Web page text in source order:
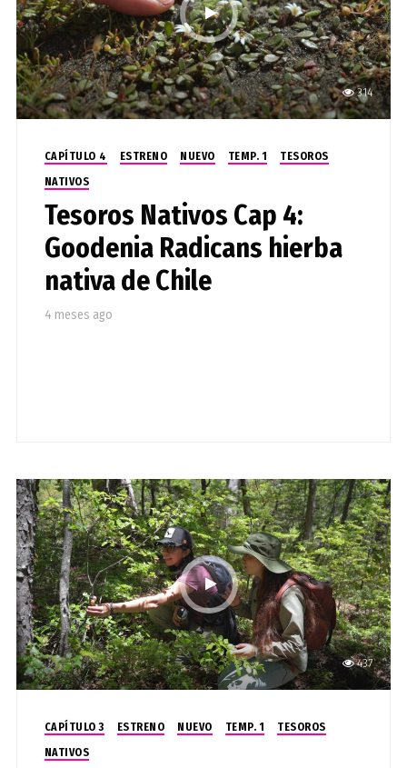
314
CAPÍTULO 4 ESTRENO NUEVO TEMP. 1
TESOROS
NATIVOS
Tesoros Nativos Cap 4:
Goodenia Radicans hierba
nativa de Chile
4 meses ago
437
CAPÍTULO 3 ESTRENO NUEVO TEMP. 1
TESOROS
NATIVOS